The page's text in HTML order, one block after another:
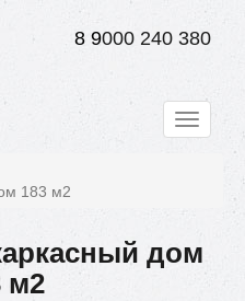
8 9000 240 380
Toggle
183 м2
дом
м2